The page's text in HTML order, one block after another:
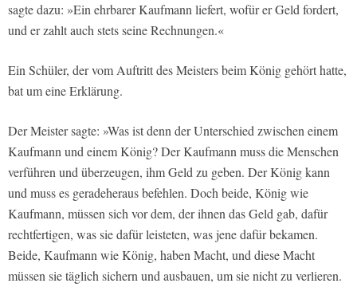
sagte dazu: »Ein ehrbarer Kaufmann liefert, wofür er Geld fordert,
und er zahlt auch stets seine Rechnungen.«
Ein Schüler, der vom Auftritt des Meisters beim König gehört hatte,
bat um eine Erklärung.
Der Meister sagte: »Was ist denn der Unterschied zwischen einem
Kaufmann und einem König? Der Kaufmann muss die Menschen
verführen und überzeugen, ihm Geld zu geben. Der König kann
und muss es geradeheraus befehlen. Doch beide, König wie
Kaufmann, müssen sich vor dem, der ihnen das Geld gab, dafür
rechtfertigen, was sie dafür leisteten, was jene dafür bekamen.
Beide, Kaufmann wie König, haben Macht, und diese Macht
müssen sie täglich sichern und ausbauen, um sie nicht zu verlieren.